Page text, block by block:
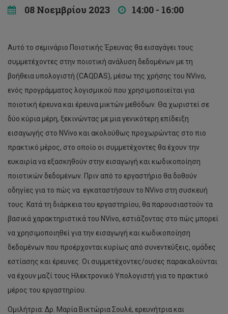
08 Νοεμβρίου 2023
14:00 - 16:00
Αυτό το σεμινάριο Ποιοτικής Έρευνας θα εισαγάγει τους
συμμετέχοντες στην ποιοτική ανάλυση δεδομένων με τη
βοήθεια υπολογιστή (CAQDAS), μέσω της χρήσης του NVivo,
ενός προγράμματος λογισμικού που χρησιμοποιείται για
ποιοτική έρευνα και έρευνα μικτών μεθόδων. Θα χωριστεί σε
δύο κύρια μέρη, ξεκινώντας με μια γενικότερη επίδειξη
εισαγωγής στο NVivo και ακολούθως προχωρώντας στο πιο
πρακτικό μέρος, στο οποίο οι συμμετέχοντες θα έχουν την
ευκαιρία να εξασκηθούν στην εισαγωγή και κωδικοποίηση
ποιοτικών δεδομένων. Πριν από το εργαστήριο θα δοθούν
οδηγίες για το πώς να εγκαταστήσουν το NVivo στη συσκευή
τους. Κατά τη διάρκεια του εργαστηρίου, θα παρουσιαστούν τα
βασικά χαρακτηριστικά του NVivo, εστιάζοντας στο πώς μπορεί
να χρησιμοποιηθεί για την εισαγωγή και κωδικοποίηση
δεδομένων που προέρχονται κυρίως από συνεντεύξεις, ομάδες
εστίασης και έρευνες. Οι συμμετέχοντες/ουσες παρακαλούνται
να έχουν μαζί τους Ηλεκτρονικό Υπολογιστή για το πρακτικό
μέρος του εργαστηρίου.
Ομιλήτρια: Δρ. Μαρία Βικτώρια Σουλέ, ερευνήτρια και